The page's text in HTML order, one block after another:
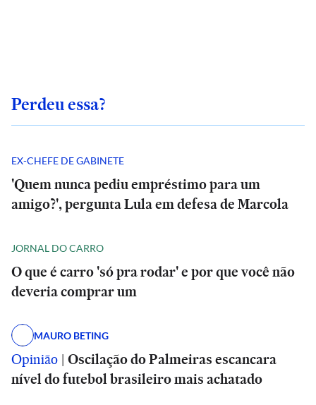
Perdeu essa?
EX-CHEFE DE GABINETE
'Quem nunca pediu empréstimo para um
amigo?', pergunta Lula em defesa de Marcola
JORNAL DO CARRO
O que é carro 'só pra rodar' e por que você não
deveria comprar um
MAURO BETING
Opinião | Oscilação do Palmeiras escancara
nível do futebol brasileiro mais achatado